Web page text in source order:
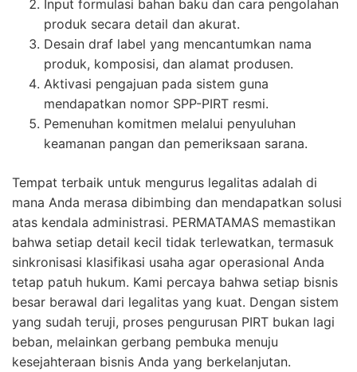
Input formulasi bahan baku dan cara pengolahan
produk secara detail dan akurat.
Desain draf label yang mencantumkan nama
produk, komposisi, dan alamat produsen.
Aktivasi pengajuan pada sistem guna
mendapatkan nomor SPP-PIRT resmi.
Pemenuhan komitmen melalui penyuluhan
keamanan pangan dan pemeriksaan sarana.
Tempat terbaik untuk mengurus legalitas adalah di
mana Anda merasa dibimbing dan mendapatkan solusi
atas kendala administrasi. PERMATAMAS memastikan
bahwa setiap detail kecil tidak terlewatkan, termasuk
sinkronisasi klasifikasi usaha agar operasional Anda
tetap patuh hukum. Kami percaya bahwa setiap bisnis
besar berawal dari legalitas yang kuat. Dengan sistem
yang sudah teruji, proses pengurusan PIRT bukan lagi
beban, melainkan gerbang pembuka menuju
kesejahteraan bisnis Anda yang berkelanjutan.